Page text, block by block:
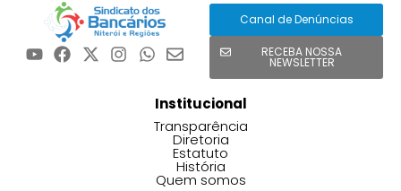
Canal de Denúncias
RECEBA NOSSA
NEWSLETTER
Institucional
Transparência
Diretoria
Estatuto
História
Quem somos